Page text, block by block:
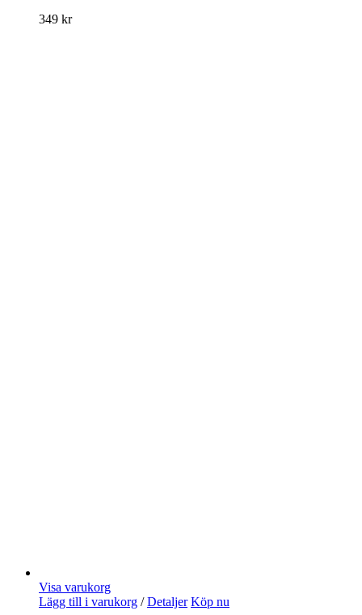
349 kr
Visa varukorg
Lägg till i varukorg / Detaljer Köp nu